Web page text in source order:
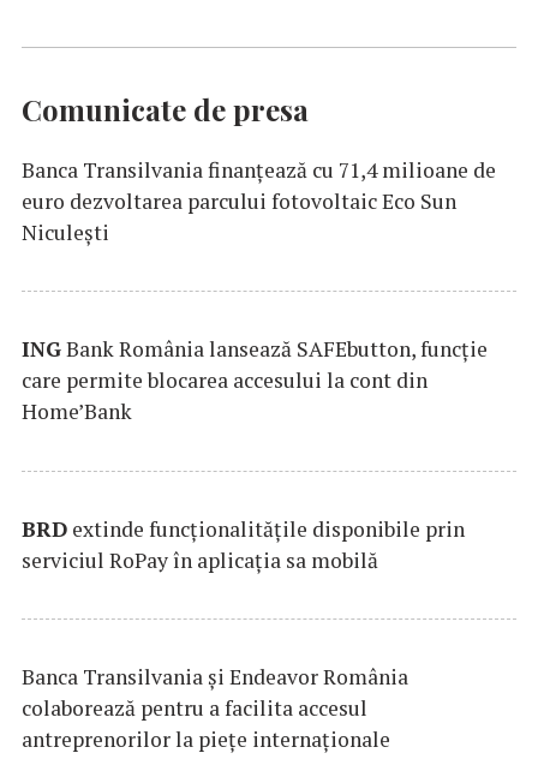
Comunicate de presa
Banca Transilvania finanțează cu 71,4 milioane de
euro dezvoltarea parcului fotovoltaic Eco Sun
Niculești
INGBank România lansează SAFEbutton, funcţie
care permite blocarea accesului la cont din
Home’Bank
BRD extinde funcţionalităţile disponibile prin
serviciul RoPay în aplicaţia sa mobilă
Banca Transilvania şi Endeavor România
colaborează pentru a facilita accesul
antreprenorilor la pieţe internaţionale